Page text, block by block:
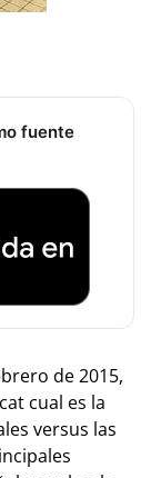
fuente
de 2015,
cual es la
versus las